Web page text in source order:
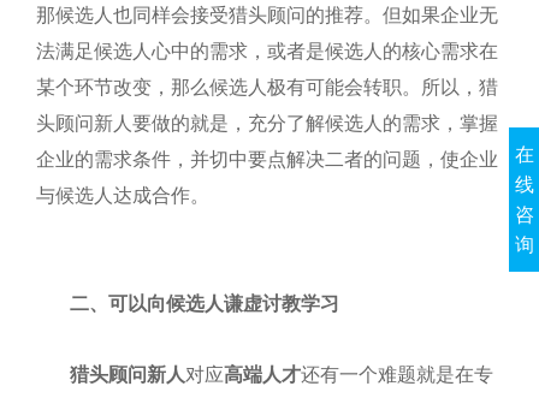
那候选人也同样会接受猎头顾问的推荐。但如果企业无
法满足候选人心中的需求，或者是候选人的核心需求在
某个环节改变，那么候选人极有可能会转职。所以，猎
头顾问新人要做的就是，充分了解候选人的需求，掌握
企业的需求条件，并切中要点解决二者的问题，使企业
与候选人达成合作。
二、可以向候选人谦虚讨教学习
猎头顾问新人对应高端人才还有一个难题就是在专
在
线
咨
询